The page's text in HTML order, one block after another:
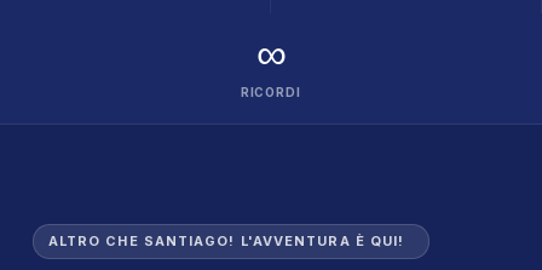
∞
RICORDI
ALTRO CHE SANTIAGO! L'AVVENTURA È QUI!